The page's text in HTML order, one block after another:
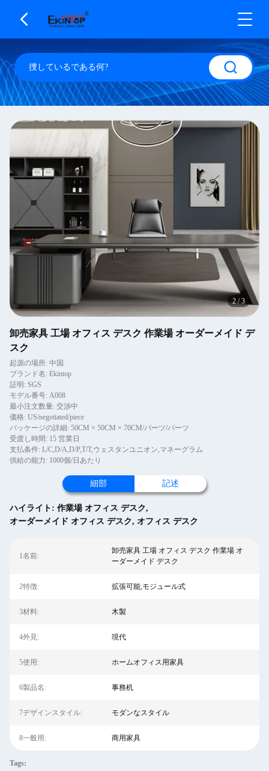
2/3
卸売家具 工場 オフィス デスク 作業場 オーダーメイド デ
スク
起源の場所: 中国
ブランド名: Ekintop
証明: SGS
モデル番号: A008
最小注文数量: 交渉中
価格: US/negotiated/piece
パッケージの詳細: 50CM × 50CM × 70CM/パーツ/パーツ
受渡し時間: 15 営業日
支払条件: L/C,D/A,D/P,T/T,ウェスタンユニオン,マネーグラム
供給の能力: 1000個/日あたり
細部 記述
ハイライト: 作業場 オフィス デスク,
オーダーメイド オフィス デスク, オフィス デスク
1名前:
卸売家具 工場 オフィス デスク 作業場 オ
ーダーメイド デスク
2特徴: 拡張可能,モジュール式
3材料: 木製
4外見: 現代
5使用: ホームオフィス用家具
6製品名: 事務机
7デザインスタイル: モダンなスタイル
8一般用: 商用家具
Tags: